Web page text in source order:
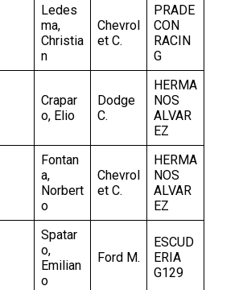
Ledes
ma,
Christia
n
Chevrol
et C.
PRADE
CON
RACIN
G
Crapar
o, Elio
Dodge
C.
HERMA
NOS
ALVAR
EZ
Fontan
a,
Norbert
o
Chevrol
et C.
HERMA
NOS
ALVAR
EZ
Spatar
o,
Emilian
o
Ford M.
ESCUD
ERIA
G129